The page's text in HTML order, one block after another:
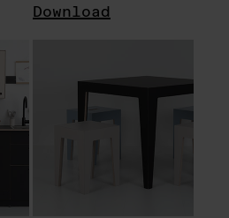
Download